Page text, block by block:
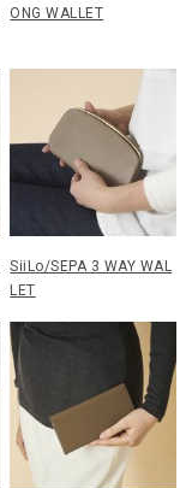
ONG WALLET
SiiLo/SEPA 3 WAY WAL
LET